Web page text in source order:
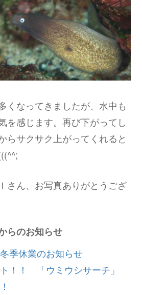
くなってきましたが、水中も
を感じます。再び下がってし
らサクサク上がってくれると
さん、お写真ありがとうござ
らのお知らせ
季休業のお知らせ
ト！！ 「ウミウシサーチ」